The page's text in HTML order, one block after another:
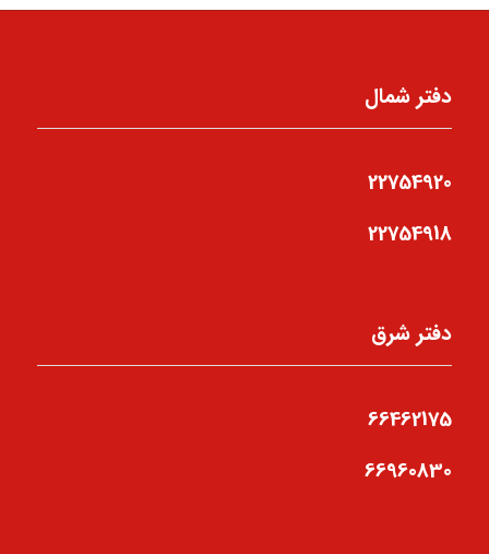
دفتر شمال
22754920
22754918
دفتر شرق
66462175
66960830